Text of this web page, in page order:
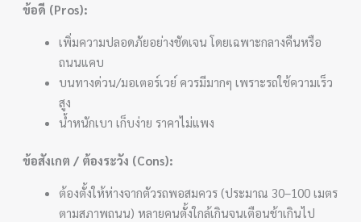
ข้อดี (Pros):
เพิ่มความปลอดภัยอย่างชัดเจน โดยเฉพาะกลางคืนหรือ
ถนนแคบ
บนทางด่วน/มอเตอร์เวย์ ควรมีมากๆ เพราะรถใช้ความเร็ว
สูง
น้ำหนักเบา เก็บง่าย ราคาไม่แพง
ข้อสังเกต / ต้องระวัง (Cons):
ต้องตั้งให้ห่างจากตัวรถพอสมควร (ประมาณ 30–100 เมตร
ตามสภาพถนน) หลายคนตั้งใกล้เกินจนเตือนช้าเกินไป